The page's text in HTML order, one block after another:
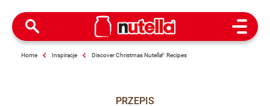
Open
Home Inspiracje Discover Christmas Nutella® Recipes
PRZEPIS